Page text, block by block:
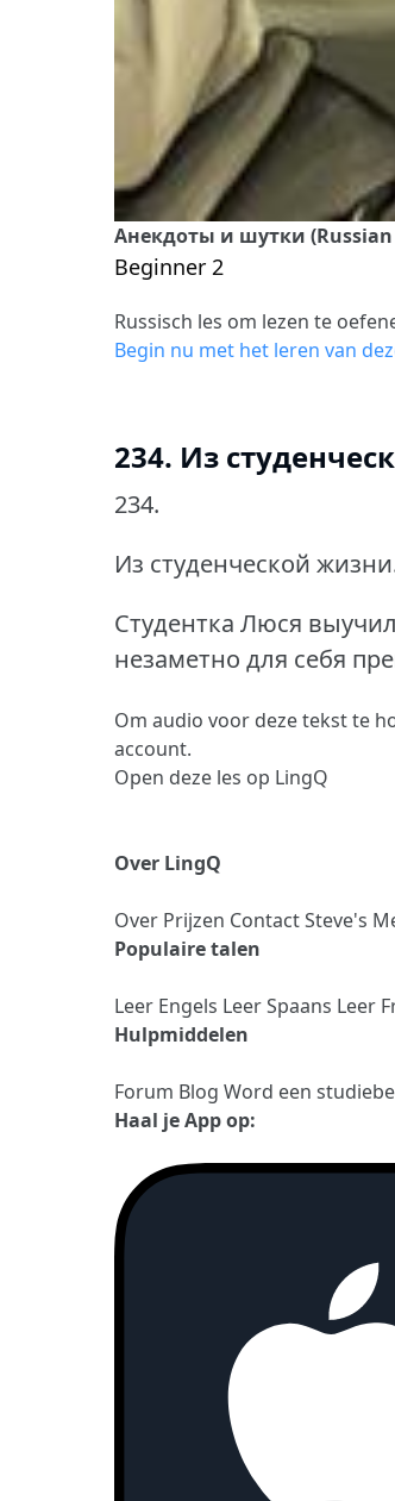
Анекдоты и шутки
Beginner 2
Russisch les om lezen te
Begin nu met het leren van
234. Из
234.
Из студенческой
Студентка Люся
незаметно для себя
Om audio voor deze tekst te
account.
Open deze les op LingQ
Over LingQ
Over Prijzen ContactSteve's
Populaire talen
Leer Engels Leer Spaans Leer
Hulpmiddelen
Forum Blog Word een
Haal je App op: